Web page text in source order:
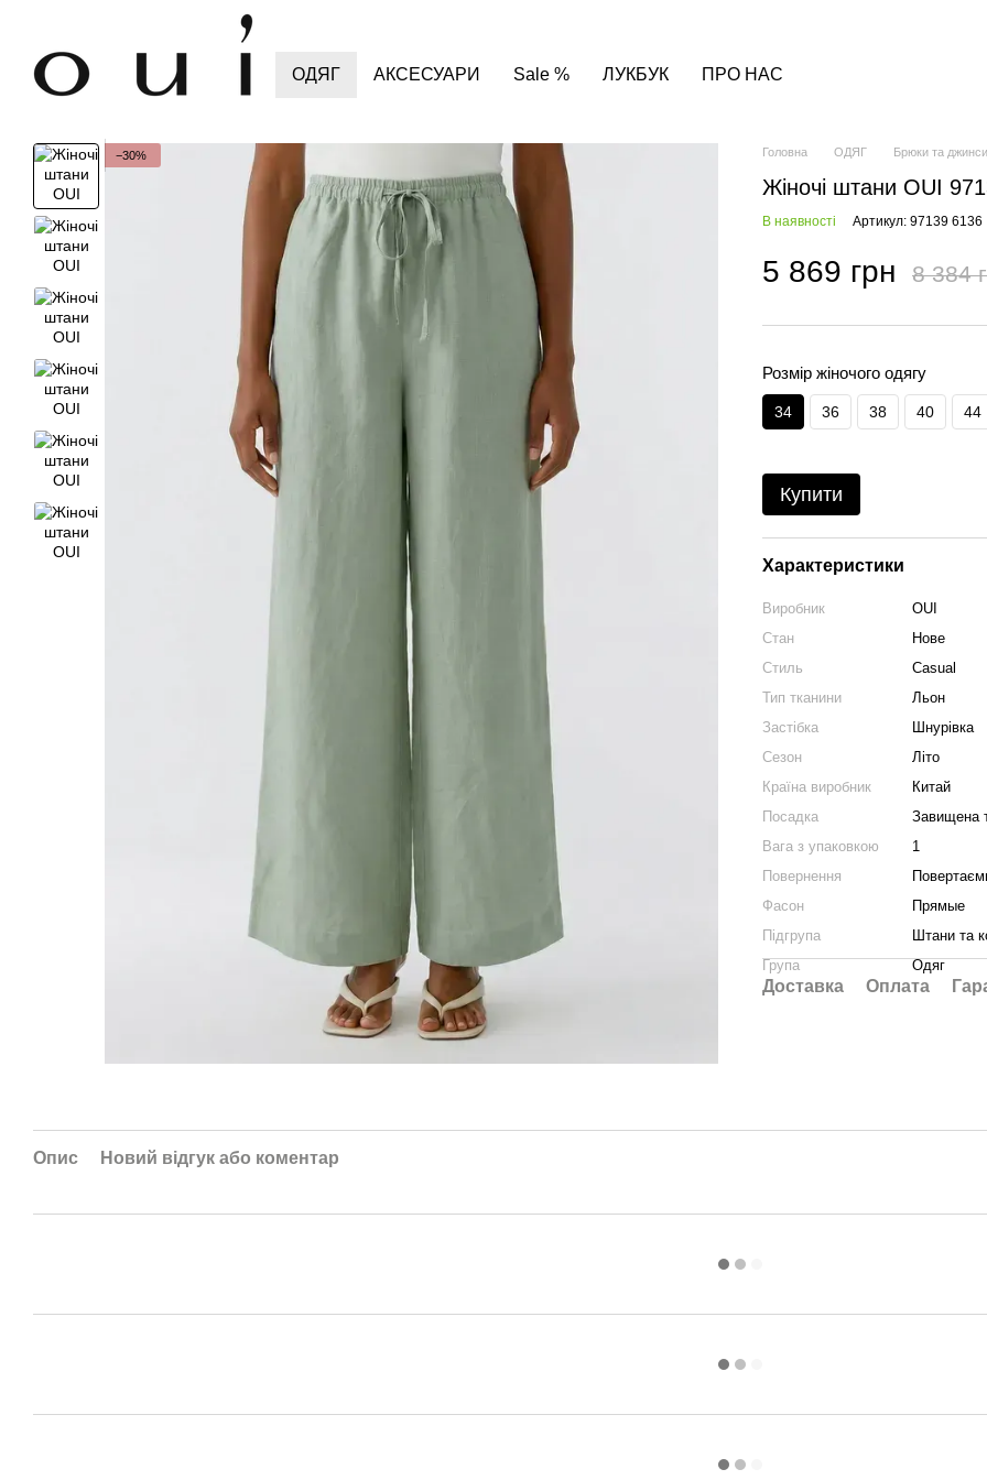
Перейти до основного контенту
ОДЯГ АКСЕСУАРИ Sale % ЛУКБУК ПРО НАС
−30% Головна ОДЯГ Брюки та джинси
Жіночі штани OUI
В наявності Артикул: 97139 6136
5 869 грн 8 384
Розмір жіночого одягу
34 36 38 40 44
Купити
Характеристики
Виробник
OUI
Стан
Нове
Стиль
Casual
Тип тканини
Льон
Застібка
Шнурівка
Сезон
Літо
Країна виробник
Китай
Посадка
Завищена
Вага з упаковкою
1
Повернення
Фасон
Прямые
Підгрупа
Штани та
Група
Одяг
Доставка Оплата
Опис Новий відгук або коментар